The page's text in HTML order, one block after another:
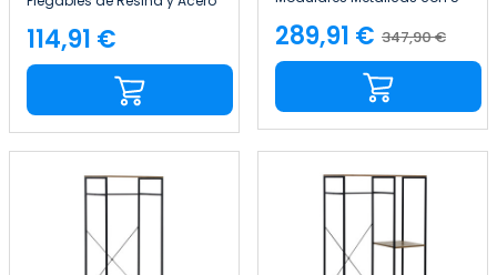
31x45cm Blancos 7house
Precio
114,91 € 90x40x180cm 7house
Precio
base
347,90 €
Precio
289,91 €